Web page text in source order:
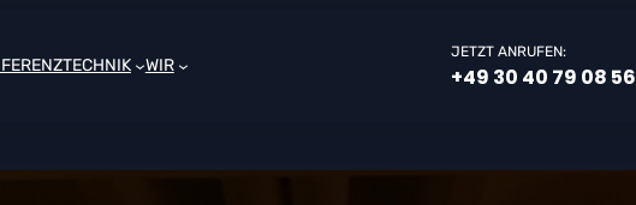
WIR
JETZT ANRUFEN:
+49 30 40 79 08 56